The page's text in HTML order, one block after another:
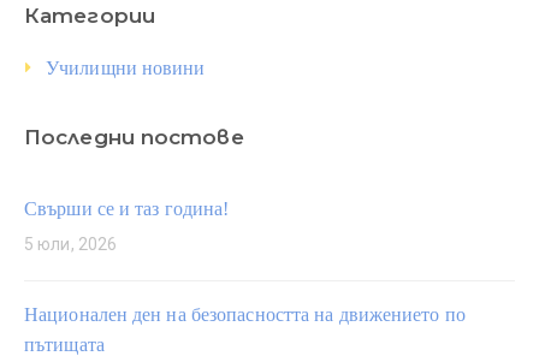
Категории
Училищни новини
Последни постове
Свърши се и таз година!
5 юли, 2026
Национален ден на безопасността на движението по
пътищата